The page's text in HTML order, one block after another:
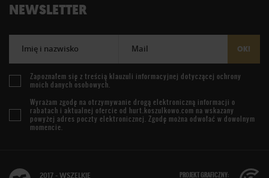
NEWSLETTER
Imię i nazwisko Mail OK!
Zapoznałem się z treścią klauzuli informacyjnej dotyczącej ochrony
moich danych osobowych.
Wyrażam zgodę na otrzymywanie drogą elektroniczną informacji o
rabatach i aktualnej ofercie od hurt.koszulkowo.com na wskazany
powyżej adres poczty elektronicznej. Zgodę można odwołać w dowolnym
momencie.
2017 - WSZELKIE PROJEKT GRAFICZNY: